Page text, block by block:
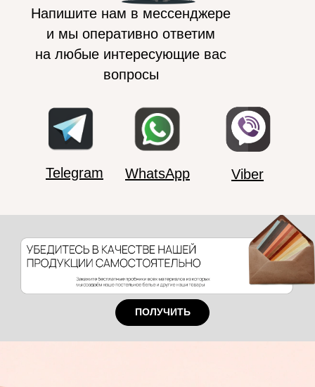
Напишите нам в мессенджере
и мы оперативно ответим
на любые интересующие вас
вопросы
Telegram WhatsApp Viber
ПОЛУЧИТЬ